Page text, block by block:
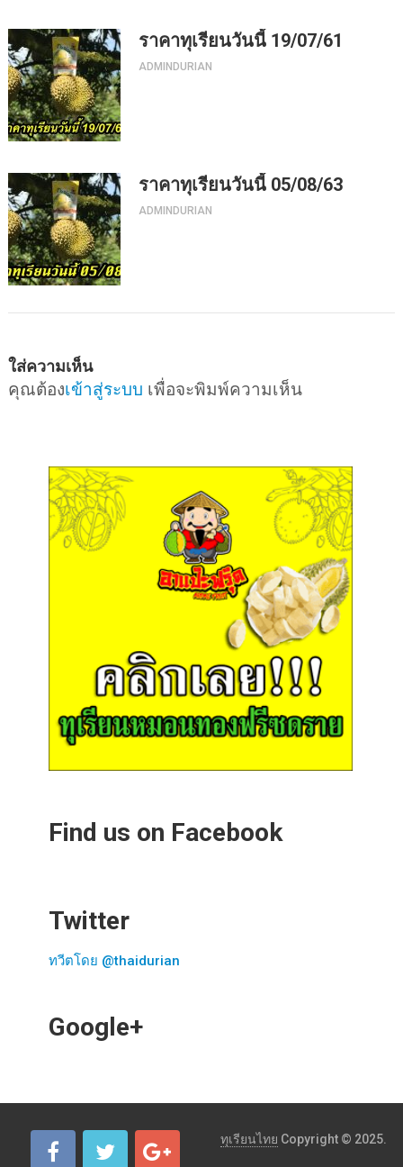
ราคาทุเรียนวันนี้ 19/07/61
ADMINDURIAN
ราคาทุเรียนวันนี้ 05/08/63
ADMINDURIAN
ใส่ความเห็น
คุณต้องเข้าสู่ระบบ เพื่อจะพิมพ์ความเห็น
Find us on Facebook
Twitter
ทวีตโดย @thaidurian
Google+
ทุเรียนไทย Copyright © 2025.